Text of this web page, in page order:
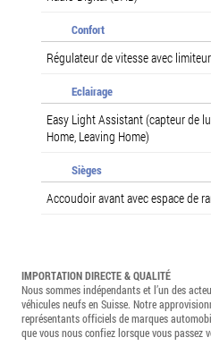
Confort
Régulateur de vitesse avec
Eclairage
Easy Light Assistant (capteur de
Home, Leaving Home)
Sièges
Accoudoir avant avec espace de
IMPORTATION DIRECTE & QUALITÉ
Nous sommes indépendants et l’un des
véhicules neufs en Suisse. Notre
représentants officiels de marques
que vous nous confiez lorsque vous passez